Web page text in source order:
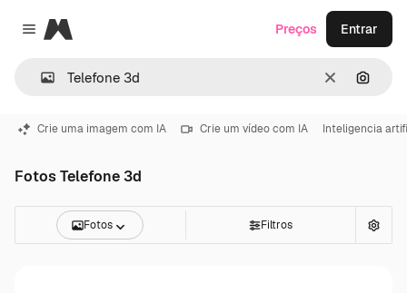
Close menu
Magnific
Limpar
Preços Entrar
Crie uma imagem com IA Crie um vídeo com IA Inteligencia
Fotos Telefone 3d
Fotos Filtros